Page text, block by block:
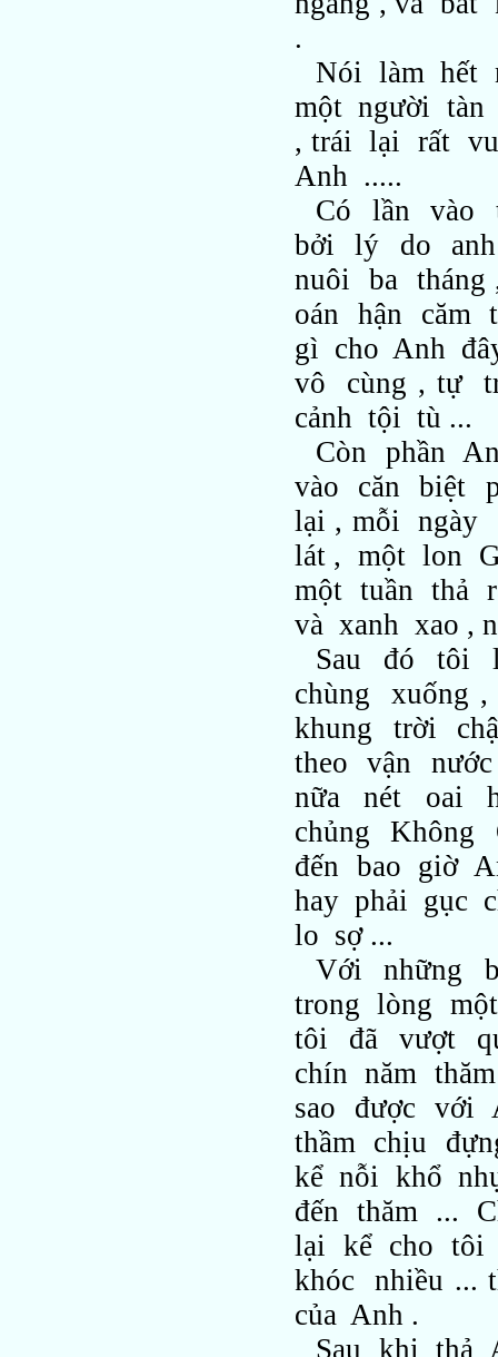
.
Nói làm hết
một người tàn
, trái lại rất
Anh .....
Có lần vào
bởi lý do
nuôi ba
oán hận căm
gì cho Anh
vô cùng , tự
cảnh tội tù ...
Còn phần
vào căn biệt
lại , mỗi ngày
lát , một lon
một tuần thả
và xanh xao ,
Sau đó tôi
chùng xuống
khung trời
theo vận
nữa nét oai
chủng
đến bao giờ
hay phải gục
lo sợ ...
Với những
trong lòng
tôi đã vượt
chín năm
sao được với
thầm chịu
kể nỗi khổ
đến thăm ...
lại kể cho tôi
khóc nhiều ...
của Anh .
Sau khi thả